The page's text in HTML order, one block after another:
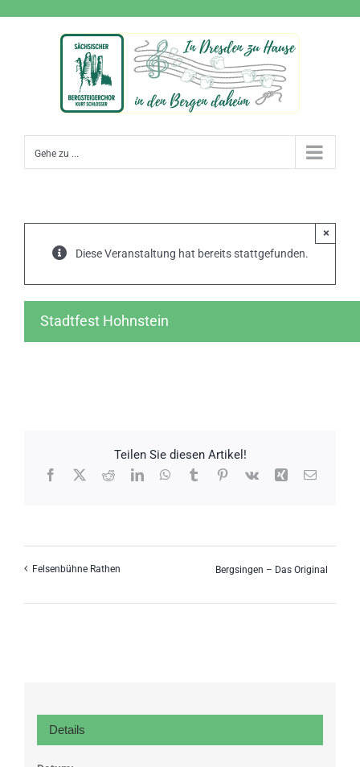
Gehe zu ...
Diese Veranstaltung hat bereits stattgefunden.
×
Stadtfest Hohnstein
Teilen Sie diesen Artikel!
Facebook
X RedditLinkedInWhatsApp
TumblrPinterest
Vk Xing E-
Felsenbühne Rathen Bergsingen – Das Original
Details